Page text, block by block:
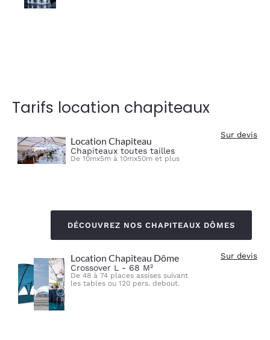
Tarifs location chapiteaux
Location Chapiteau
Chapiteaux toutes tailles
De 10mx5m à 10mx50m et plus
Sur devis
DÉCOUVREZ NOS CHAPITEAUX DÔMES
Location Chapiteau Dôme
Crossover L - 68 M²
De 48 à 74 places assises suivant
les tables ou 120 pers. debout.
Sur devis